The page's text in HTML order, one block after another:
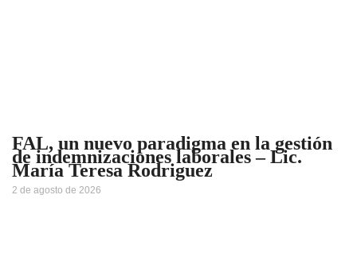
FAL, un nuevo paradigma en la gestión
de indemnizaciones laborales – Lic.
María Teresa Rodriguez
2 de agosto de 2026